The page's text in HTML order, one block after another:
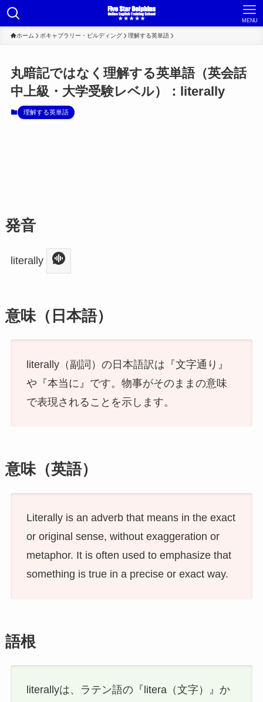
MENU
ホーム ボキャブラリー・ビルディング 理解する英単語
丸暗記ではなく理解する英単語（英会話
中上級・大学受験レベル）：literally
理解する英単語
発音
literally
意味（日本語）
literally（副詞）の日本語訳は『文字通り』
や『本当に』です。物事がそのままの意味
で表現されることを示します。
意味（英語）
Literally is an adverb that means in the exact
or original sense, without exaggeration or
metaphor. It is often used to emphasize that
something is true in a precise or exact way.
語根
literallyは、ラテン語の『litera（文字）』か